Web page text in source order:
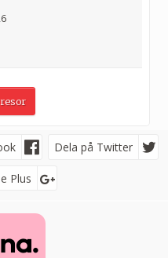
Dela på Twitter
Plus